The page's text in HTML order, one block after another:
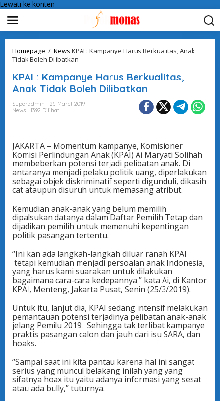
Lewati ke konten
Homepage / News KPAI : Kampanye Harus Berkualitas, Anak
Tidak Boleh Dilibatkan
KPAI : Kampanye Harus Berkualitas,
Anak Tidak Boleh Dilibatkan
Superadmin
25 Maret 2019
News
1392 Dilihat
JAKARTA – Momentum kampanye, Komisioner
Komisi Perlindungan Anak (KPAI) Ai Maryati Solihah
membeberkan potensi terjadi pelibatan anak. Di
antaranya menjadi pelaku politik uang, diperlakukan
sebagai objek diskriminatif seperti digunduli, dikasih
cat ataupun disuruh untuk memasang atribut.
Kemudian anak-anak yang belum memilih
dipalsukan datanya dalam Daftar Pemilih Tetap dan
dijadikan pemilih untuk memenuhi kepentingan
politik pasangan tertentu.
“Ini kan ada langkah-langkah diluar ranah KPAI
tetapi kemudian menjadi persoalan anak Indonesia,
yang harus kami suarakan untuk dilakukan
bagaimana cara-cara kedepannya,” kata Ai, di Kantor
KPAI, Menteng, Jakarta Pusat, Senin (25/3/2019).
Untuk itu, lanjut dia, KPAI sedang intensif melakukan
pemantauan potensi terjadinya pelibatan anak-anak
jelang Pemilu 2019. Sehingga tak terlibat kampanye
praktis pasangan calon dan jauh dari isu SARA, dan
hoaks.
“Sampai saat ini kita pantau karena hal ini sangat
serius yang muncul belakang inilah yang yang
sifatnya hoax itu yaitu adanya informasi yang sesat
atau ada bully,” tuturnya.